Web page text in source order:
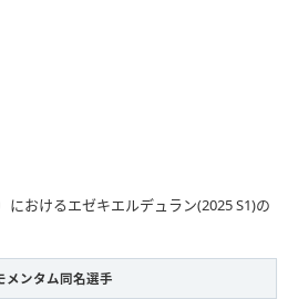
におけるエゼキエルデュラン(2025 S1)の
メンタム同名選手